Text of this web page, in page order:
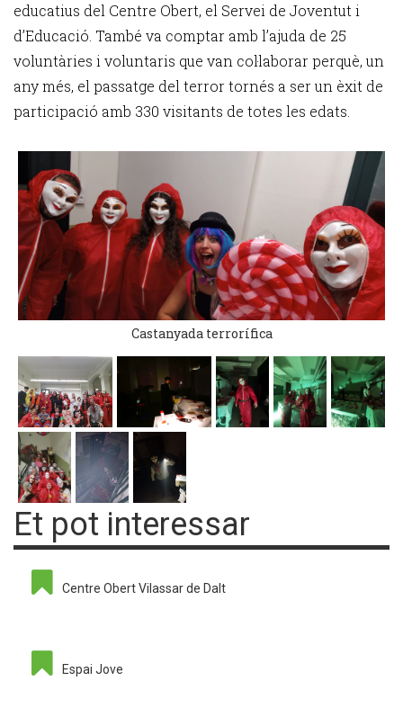
educatius del Centre Obert, el Servei de Joventut i
d’Educació. També va comptar amb l’ajuda de 25
voluntàries i voluntaris que van col·laborar perquè, un
any més, el passatge del terror tornés a ser un èxit de
participació amb 330 visitants de totes les edats.
Castanyada terrorífica
Et pot interessar
Centre Obert Vilassar de Dalt
Espai Jove